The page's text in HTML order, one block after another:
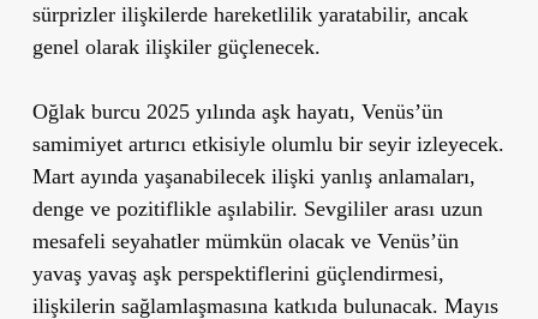
sürprizler ilişkilerde hareketlilik yaratabilir, ancak
genel olarak ilişkiler güçlenecek.
Oğlak burcu 2025 yılında aşk hayatı, Venüs’ün
samimiyet artırıcı etkisiyle olumlu bir seyir izleyecek.
Mart ayında yaşanabilecek ilişki yanlış anlamaları,
denge ve pozitiflikle aşılabilir. Sevgililer arası uzun
mesafeli seyahatler mümkün olacak ve Venüs’ün
yavaş yavaş aşk perspektiflerini güçlendirmesi,
ilişkilerin sağlamlaşmasına katkıda bulunacak. Mayıs